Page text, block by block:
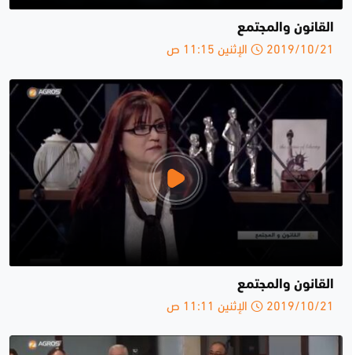
القانون والمجتمع
2019/10/21 الإثنين 11:15 ص
القانون والمجتمع
2019/10/21 الإثنين 11:11 ص